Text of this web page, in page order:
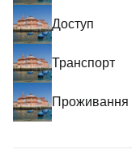
Доступ
Транспорт
Проживання